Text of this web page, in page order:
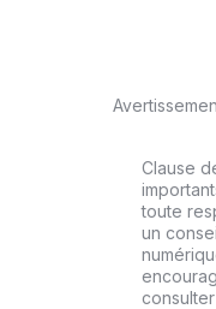
Clause
toute
un